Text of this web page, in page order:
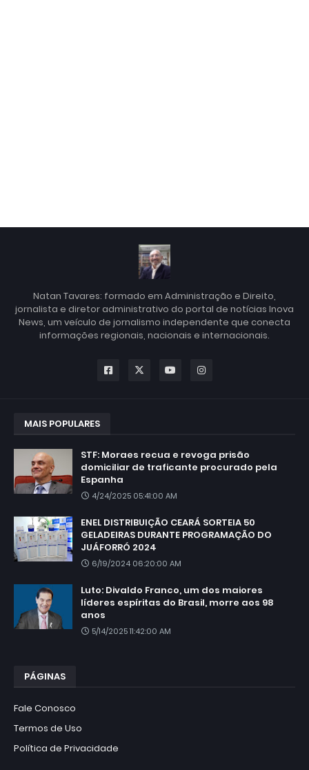
Natan Tavares: formado em Administração e Direito,
jornalista e diretor administrativo do portal de notícias Inova
News, um veículo de jornalismo independente que conecta
informações regionais, nacionais e internacionais.
MAIS POPULARES
STF: Moraes recua e revoga prisão
domiciliar de traficante procurado pela
Espanha
4/24/2025 05:41:00 AM
ENEL DISTRIBUIÇÃO CEARÁ SORTEIA 50
GELADEIRAS DURANTE PROGRAMAÇÃO DO
JUÁFORRÓ 2024
6/19/2024 06:20:00 AM
Luto: Divaldo Franco, um dos maiores
líderes espíritas do Brasil, morre aos 98
anos
5/14/2025 11:42:00 AM
PÁGINAS
Fale Conosco
Termos de Uso
Política de Privacidade